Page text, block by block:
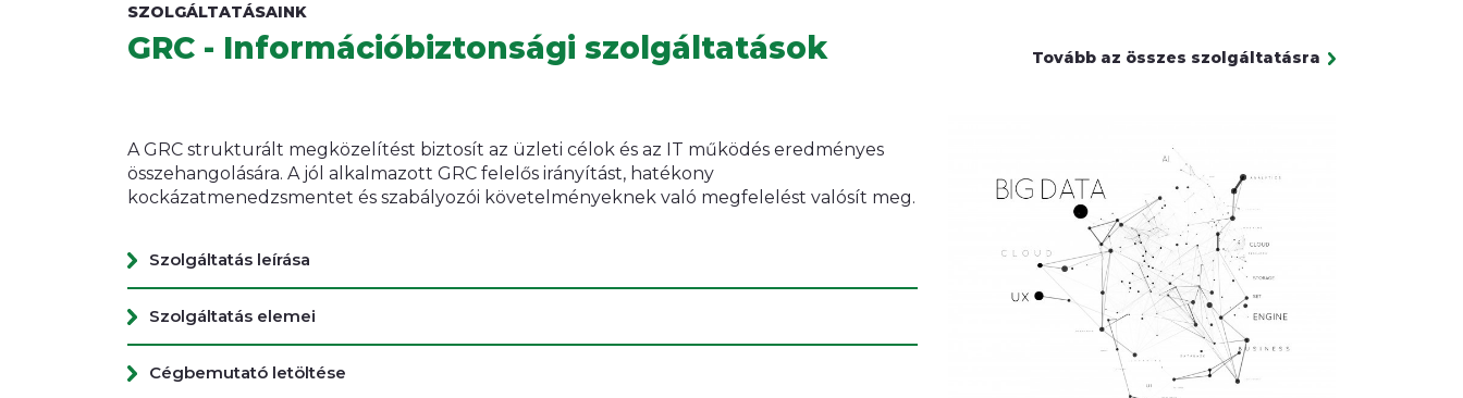
SZOLGÁLTATÁSAINK
GRC - Információbiztonsági szolgáltatások Tovább az összes szolgáltatásra
A GRC strukturált megközelítést biztosít az üzleti célok és az IT működés eredményes
összehangolására. A jól alkalmazott GRC felelős irányítást, hatékony
kockázatmenedzsmentet és szabályozói követelményeknek való megfelelést valósít meg.
Szolgáltatás leírása
Szolgáltatás elemei
Cégbemutató letöltése